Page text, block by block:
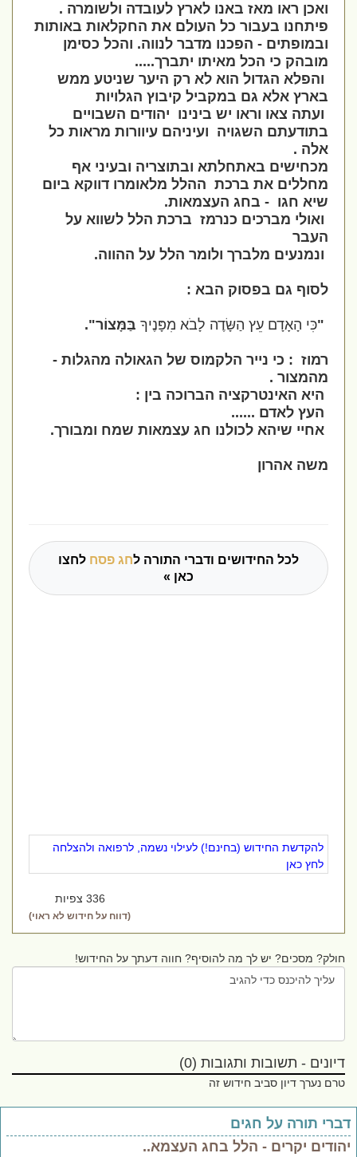
ואכן ראו מאז באנו לארץ לעובדה ולשומרה .
פיתחנו בעבור כל העולם את החקלאות באותות
ובמופתים - הפכנו מדבר לנווה. והכל כסימן
מובהק כי הכל מאיתו יתברך.....
והפלא הגדול הוא לא רק היער שניטע ממש
בארץ אלא גם במקביל קיבוץ הגלויות
ועתה צאו וראו יש בינינו יהודים השבויים
בתודעתם השגויה ועיניהם עיוורות מראות כל
אלה .
מכחישים באתחלתא ובתוצריה ובעיני אף
מחללים את ברכת ההלל מלאומרו דווקא ביום
שיא חגו - בחג העצמאות.
ואולי מברכים כנרמז ברכת הלל לשווא על
העבר
ונמנעים מלברך ולומר הלל על ההווה.
לסוף גם בפסוק הבא :
"כִּי הָאָדָם עֵץ הַשָּׂדֶה לָבֹא מִפָּנֶיךָ בַּמָּצוֹר".
רמוז : כי נייר הלקמוס של הגאולה מהגלות -
מהמצור .
היא האינטרקציה הברוכה בין :
העץ לאדם ......
אחיי שיהא לכולנו חג עצמאות שמח ומבורך.
משה אהרון
לכל החידושים ודברי התורה לחג פסח לחצו
כאן »
להקדשת החידוש (בחינם!) לעילוי נשמה, לרפואה ולהצלחה
לחץ כאן
336 צפיות
(דווח על חידוש לא ראוי)
חולק? מסכים? יש לך מה להוסיף? חווה דעתך על החידוש!
דיונים - תשובות ותגובות (0)
טרם נערך דיון סביב חידוש זה
דברי תורה על חגים
יהודים יקרים - הלל בחג העצמא..